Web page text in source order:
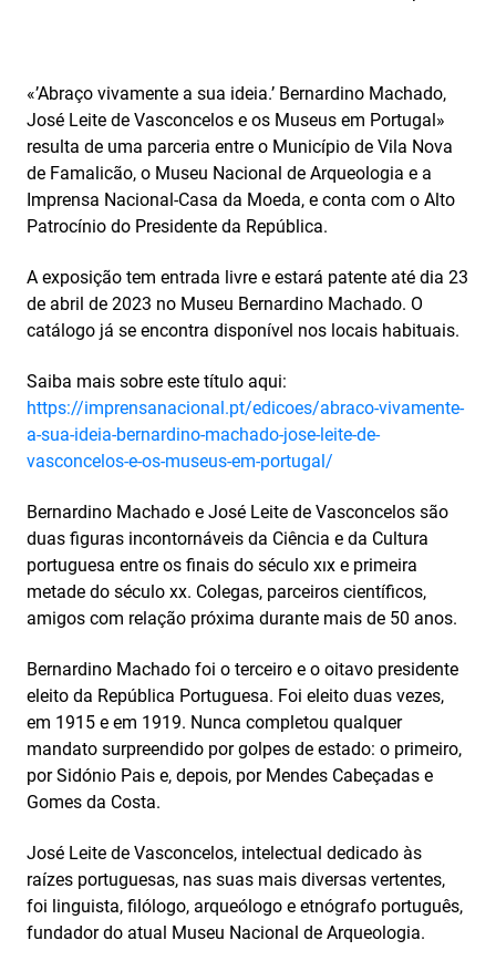
«’Abraço vivamente a sua ideia.’ Bernardino Machado,
José Leite de Vasconcelos e os Museus em Portugal»
resulta de uma parceria entre o Município de Vila Nova
de Famalicão, o Museu Nacional de Arqueologia e a
Imprensa Nacional-Casa da Moeda, e conta com o Alto
Patrocínio do Presidente da República.
A exposição tem entrada livre e estará patente até dia 23
de abril de 2023 no Museu Bernardino Machado. O
catálogo já se encontra disponível nos locais habituais.
Saiba mais sobre este título aqui:
https://imprensanacional.pt/edicoes/abraco-vivamente-
a-sua-ideia-bernardino-machado-jose-leite-de-
vasconcelos-e-os-museus-em-portugal/
Bernardino Machado e José Leite de Vasconcelos são
duas figuras incontornáveis da Ciência e da Cultura
portuguesa entre os finais do século xıx e primeira
metade do século xx. Colegas, parceiros científicos,
amigos com relação próxima durante mais de 50 anos.
Bernardino Machado foi o terceiro e o oitavo presidente
eleito da República Portuguesa. Foi eleito duas vezes,
em 1915 e em 1919. Nunca completou qualquer
mandato surpreendido por golpes de estado: o primeiro,
por Sidónio Pais e, depois, por Mendes Cabeçadas e
Gomes da Costa.
José Leite de Vasconcelos, intelectual dedicado às
raízes portuguesas, nas suas mais diversas vertentes,
foi linguista, filólogo, arqueólogo e etnógrafo português,
fundador do atual Museu Nacional de Arqueologia.